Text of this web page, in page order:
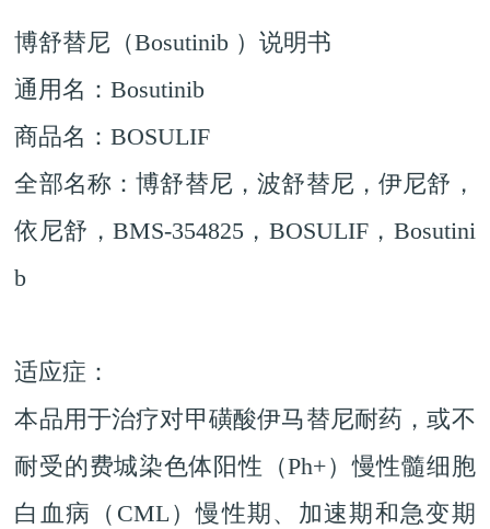
博舒替尼（Bosutinib ）说明书
通用名：Bosutinib
商品名：BOSULIF
全部名称：博舒替尼，波舒替尼，伊尼舒，
依尼舒，BMS-354825，BOSULIF，Bosutini
b
适应症：
本品用于治疗对甲磺酸伊马替尼耐药，或不
耐受的费城染色体阳性（Ph+）慢性髓细胞
白血病（CML）慢性期、加速期和急变期